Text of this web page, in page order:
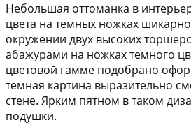
Небольшая оттоманка в
цвета на темных ножках
окружении двух высоких
абажурами на ножках темного
цветовой гамме подобрано
темная картина выразительно
стене. Ярким пятном в таком
подушки.